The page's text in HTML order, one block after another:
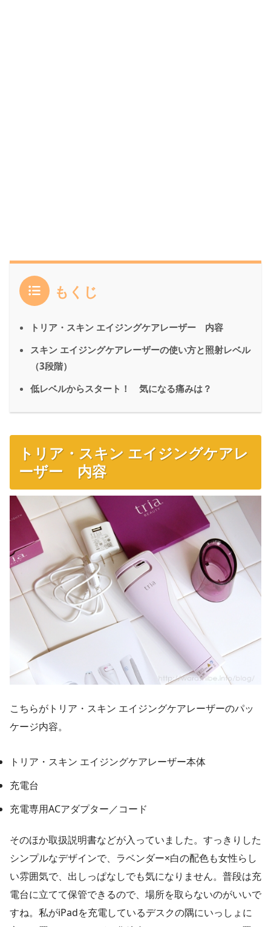
もくじ
トリア・スキン エイジングケアレーザー 内容
スキン エイジングケアレーザーの使い方と照射レベル
（3段階）
低レベルからスタート！ 気になる痛みは？
トリア・スキン エイジングケアレ
ーザー 内容
こちらがトリア・スキン エイジングケアレーザーのパッ
ケージ内容。
トリア・スキン エイジングケアレーザー本体
充電台
充電専用ACアダプター／コード
そのほか取扱説明書などが入っていました。すっきりした
シンプルなデザインで、ラベンダー×白の配色も女性らし
い雰囲気で、出しっぱなしでも気になりません。普段は充
電台に立てて保管できるので、場所を取らないのがいいで
すね。私がiPadを充電しているデスクの隅にいっしょに